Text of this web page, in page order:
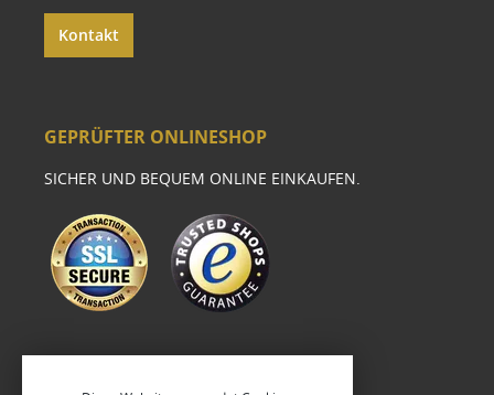
Kontakt
GEPRÜFTER ONLINESHOP
SICHER UND BEQUEM ONLINE EINKAUFEN.